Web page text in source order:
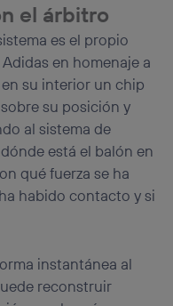
el árbitro
es el propio
en homenaje a
su interior un chip
su posición y
al sistema de
está el balón en
qué fuerza se ha
habido contacto y si
instantánea al
reconstruir